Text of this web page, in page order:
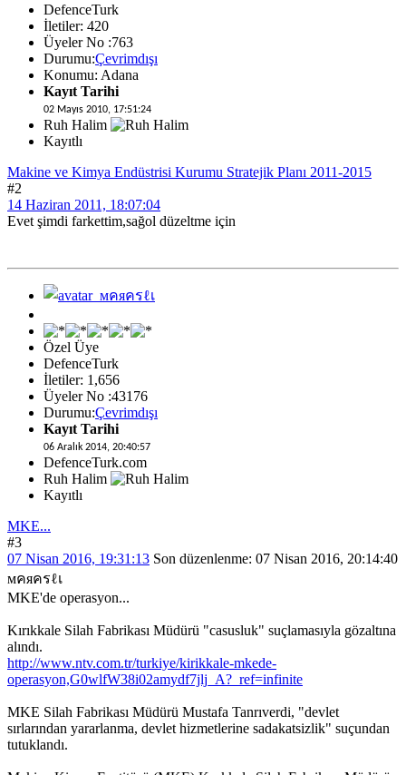
DefenceTurk
İletiler: 420
Üyeler No :763
Durumu:Çevrimdışı
Konumu: Adana
Kayıt Tarihi
02 Mayıs 2010, 17:51:24
Ruh Halim
Kayıtlı
Makine ve Kimya Endüstrisi Kurumu Stratejik Planı 2011-2015
#2
14 Haziran 2011, 18:07:04
Evet şimdi farkettim,sağol düzeltme için
Özel Üye
DefenceTurk
İletiler: 1,656
Üyeler No :43176
Durumu:Çevrimdışı
Kayıt Tarihi
06 Aralık 2014, 20:40:57
DefenceTurk.com
Ruh Halim
Kayıtlı
MKE...
#3
07 Nisan 2016, 19:31:13 Son düzenlenme: 07 Nisan 2016, 20:14:40
мคяครℓเ
MKE'de operasyon...
Kırıkkale Silah Fabrikası Müdürü "casusluk" suçlamasıyla gözaltına
alındı.
http://www.ntv.com.tr/turkiye/kirikkale-mkede-
operasyon,G0wlfW38i02amydf7jlj_A?_ref=infinite
MKE Silah Fabrikası Müdürü Mustafa Tanrıverdi, "devlet
sırlarından yararlanma, devlet hizmetlerine sadakatsizlik" suçundan
tutuklandı.